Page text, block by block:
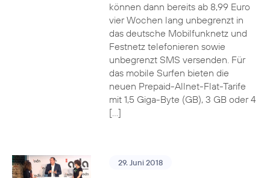
können dann bereits ab 8,99 Euro
vier Wochen lang unbegrenzt in
das deutsche Mobilfunknetz und
Festnetz telefonieren sowie
unbegrenzt SMS versenden. Für
das mobile Surfen bieten die
neuen Prepaid-Allnet-Flat-Tarife
mit 1,5 Giga-Byte (GB), 3 GB oder 4
[…]
29. Juni 2018